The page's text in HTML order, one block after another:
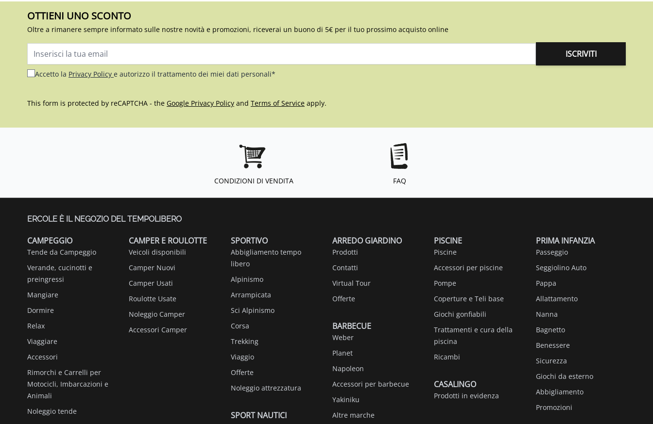
OTTIENI UNO SCONTO
Oltre a rimanere sempre informato sulle nostre novità e promozioni, riceverai un buono di 5€ per il tuo prossimo acquisto online
Indirizzo email ISCRIVITI
Accetto la Privacy Policy e autorizzo il trattamento dei miei dati personali*
This form is protected by reCAPTCHA - the Google Privacy Policy and Terms of Service apply.
CONDIZIONI DI VENDITA FAQ
ERCOLE È IL NEGOZIO DEL TEMPOLIBERO
CAMPEGGIO
Tende da Campeggio
Verande, cucinotti e
preingressi
Mangiare
Dormire
Relax
Viaggiare
Accessori
Rimorchi e Carrelli per
Motocicli, Imbarcazioni e
Animali
Noleggio tende
CAMPER E ROULOTTE
Veicoli disponibili
Camper Nuovi
Camper Usati
Roulotte Usate
Noleggio Camper
Accessori Camper
SPORTIVO
Abbigliamento tempo
libero
Alpinismo
Arrampicata
Sci Alpinismo
Corsa
Trekking
Viaggio
Offerte
Noleggio attrezzatura
SPORT NAUTICI
ARREDO GIARDINO
Prodotti
Contatti
Virtual Tour
Offerte
BARBECUE
Weber
Planet
Napoleon
Accessori per barbecue
Yakiniku
Altre marche
PISCINE
Piscine
Accessori per piscine
Pompe
Coperture e Teli base
Giochi gonfiabili
Trattamenti e cura della
piscina
Ricambi
CASALINGO
Prodotti in evidenza
PRIMA INFANZIA
Passeggio
Seggiolino Auto
Pappa
Allattamento
Nanna
Bagnetto
Benessere
Sicurezza
Giochi da esterno
Abbigliamento
Promozioni